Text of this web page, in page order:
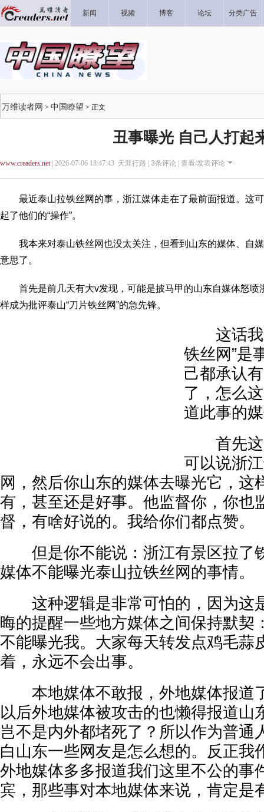
新闻 视频 博客 论坛 分类广告
万维读者网 > 中国瞭望 > 正文
丑事曝光 自己人打起
www.creaders.net| 2026-07-06 18:47:43 天涯行路 | 3条评论 | 查看/发表评论
最近泰山拉铁丝网的事，浙江媒体走在了最前面报道。这可
起了他们的“操作”。
我本来对泰山铁丝网也没太关注，但看到山东的媒体、自媒
意思了。
首先是前几天有大v发现，可能是披马甲的山东自媒体怒喷
样成为批评泰山“刀片铁丝网”的急先锋。
这话我
铁丝网”是
己都承认
了，怎么
道此事的
首先这
可以说浙
网，然后你山东的媒体去曝光它，这
有，甚至还是好事。他监督你，你也
督，有啥好说的。我给你们都点赞。
但是你不能说：浙江有景区拉了
媒体不能曝光泰山拉铁丝网的事情。
这种逻辑是非常可怕的，因为这
晦的提醒一些地方媒体之间保持默契
不能曝光我。大家每天转发点鸡毛蒜
着，永远不会出事。
本地媒体不敢报，外地媒体报道
以后外地媒体被攻击的也懒得报道山
岂不是内外都堵死了？所以作为普通
白山东一些网友是怎么想的。反正我
外地媒体多多报道我们这里不公的事
宾，那些事对本地媒体来说，肯定是